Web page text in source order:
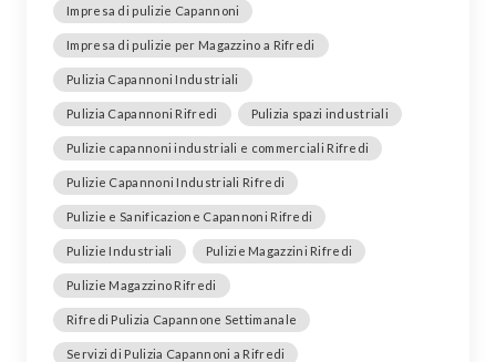
Impresa di pulizie Capannoni
Impresa di pulizie per Magazzino a Rifredi
Pulizia Capannoni Industriali
Pulizia Capannoni Rifredi Pulizia spazi industriali
Pulizie capannoni industriali e commerciali Rifredi
Pulizie Capannoni Industriali Rifredi
Pulizie e Sanificazione Capannoni Rifredi
Pulizie Industriali Pulizie Magazzini Rifredi
Pulizie Magazzino Rifredi
Rifredi Pulizia Capannone Settimanale
Servizi di Pulizia Capannoni a Rifredi